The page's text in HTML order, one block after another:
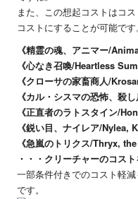
また、この想起コストはコ
コストにすることが可能です。
《精霊の魂、アニマー/
《心なき召喚/Heartless
《クローサの家畜商人/
《カル・シスマの恐怖、殺
《正直者のラトスタイン/
《鋭い目、ナイレア/Nylea,
《急嵐のトリクス/Thryx,
・・・クリーチャーのコス
一部条件付きでのコスト軽
です。